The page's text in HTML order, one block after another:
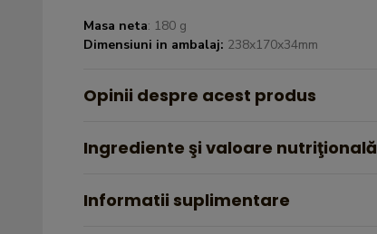
Masa neta: 180 g
Dimensiuni in ambalaj: 238x170x34mm
Opinii despre acest produs
Ingrediente şi valoare nutriţională
Informatii suplimentare